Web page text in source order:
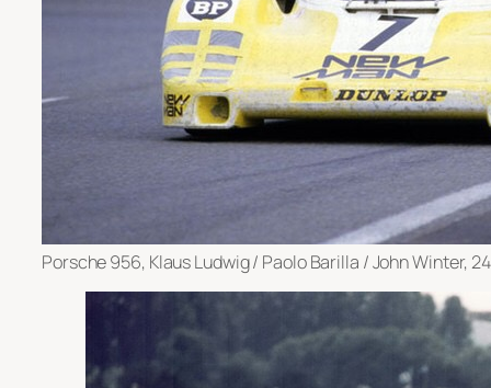
Porsche 956, Klaus Ludwig / Paolo Barilla / John Winter,